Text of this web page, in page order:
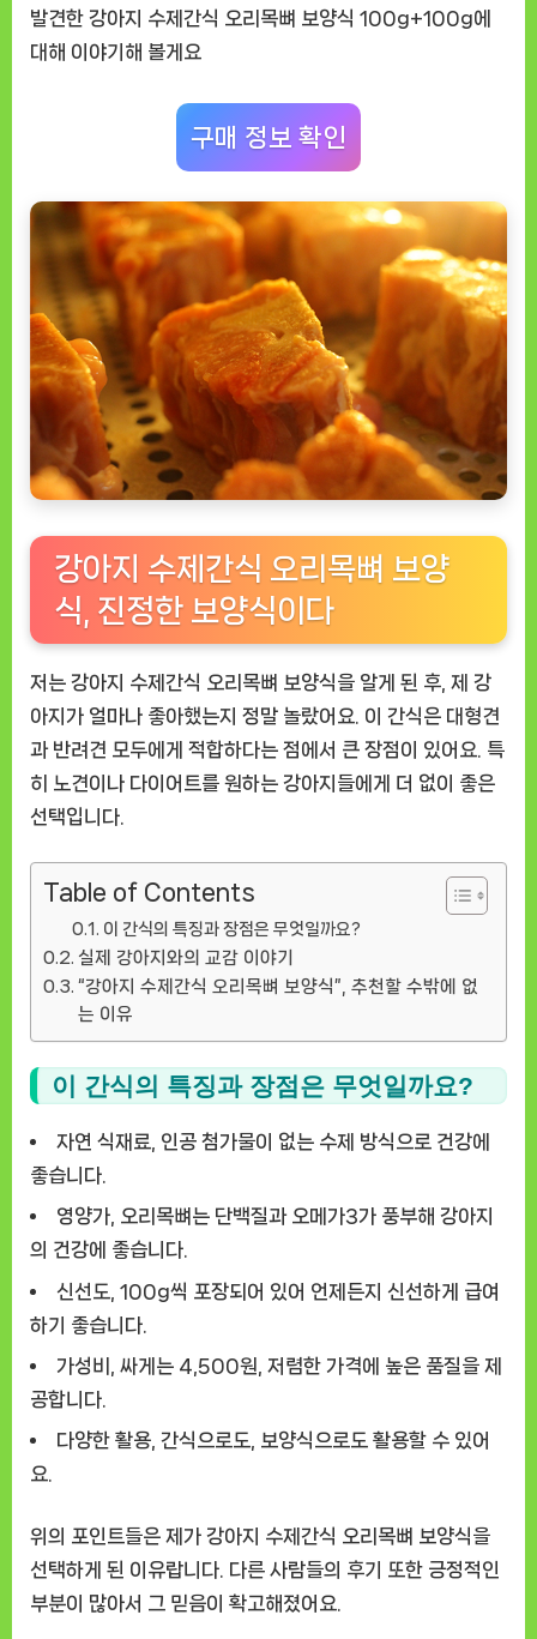
대
이
무
아
해
요
발견한 강아지 수제간식 오리목뼈 보양식 100g+100g에
대해 이야기해 볼게요
구매 정보 확인
강아지 수제간식 오리목뼈 보양
식, 진정한 보양식이다
저는 강아지 수제간식 오리목뼈 보양식을 알게 된 후, 제 강
아지가 얼마나 좋아했는지 정말 놀랐어요. 이 간식은 대형견
과 반려견 모두에게 적합하다는 점에서 큰 장점이 있어요. 특
히 노견이나 다이어트를 원하는 강아지들에게 더 없이 좋은
선택입니다.
Table of Contents
이 간식의 특징과 장점은 무엇일까요?
실제 강아지와의 교감 이야기
“강아지 수제간식 오리목뼈 보양식”, 추천할 수밖에 없
는 이유
이 간식의 특징과 장점은 무엇일까요?
자연 식재료 , 인공 첨가물이 없는 수제 방식으로 건강에
좋습니다.
영양가 , 오리목뼈는 단백질과 오메가3가 풍부해 강아지
의 건강에 좋습니다.
신선도 , 100g씩 포장되어 있어 언제든지 신선하게 급여
하기 좋습니다.
가성비
, 싸게는 4,500원, 저렴한 가격에 높은 품질을 제
공합니다.
다양한 활용 , 간식으로도, 보양식으로도 활용할 수 있어
요.
위의 포인트들은 제가 강아지 수제간식 오리목뼈 보양식을
선택하게 된 이유랍니다. 다른 사람들의 후기 또한 긍정적인
부분이 많아서 그 믿음이 확고해졌어요.